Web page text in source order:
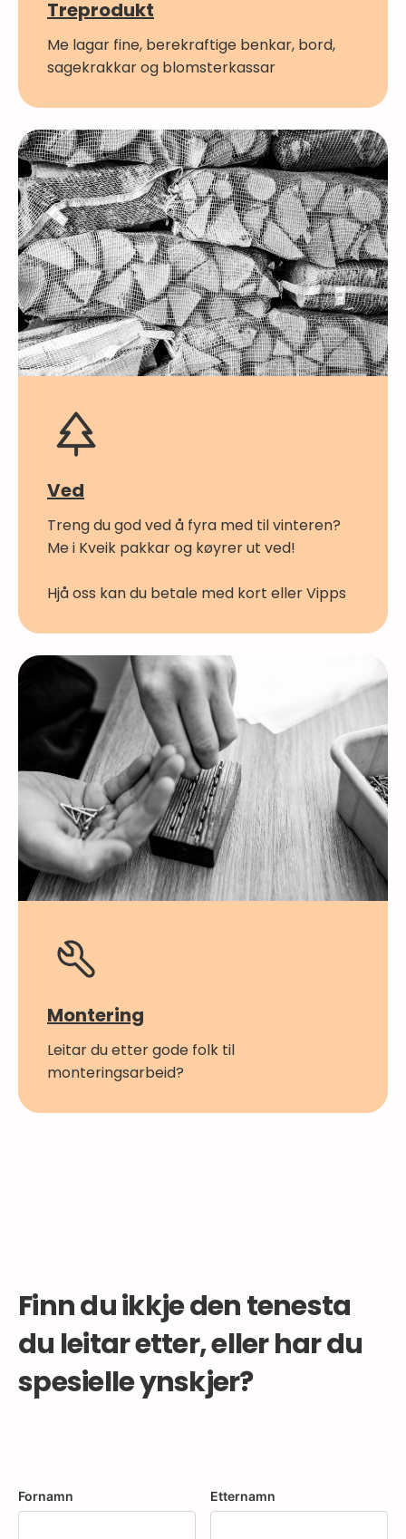
Treprodukt
Me lagar fine, berekraftige benkar, bord,
sagekrakkar og blomsterkassar
Ved
Treng du god ved å fyra med til vinteren?
Me i Kveik pakkar og køyrer ut ved!
Hjå oss kan du betale med kort eller Vipps
Montering
Leitar du etter gode folk til
monteringsarbeid?
Finn du ikkje den tenesta
du leitar etter, eller har du
spesielle ynskjer?
Fornamn Etternamn